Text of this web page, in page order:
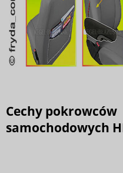
Cechy pokrowców
samochodowych